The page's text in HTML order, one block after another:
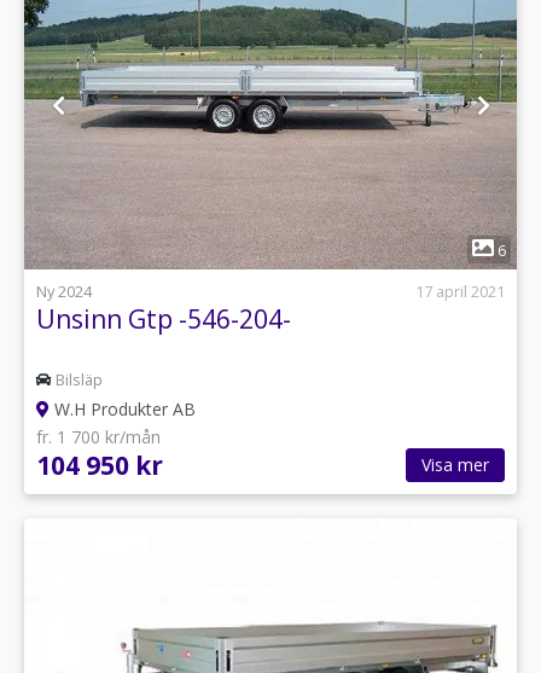
1
6
Ny 2024
17 april 2021
Unsinn Gtp -546-204-
Bilsläp
W.H Produkter AB
fr. 1 700 kr/mån
104 950 kr Visa mer